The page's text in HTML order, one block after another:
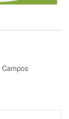
Campos